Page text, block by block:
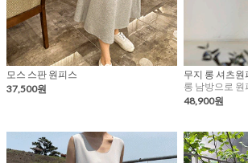
모스 스판 원피스
37,500원
무지 롱 셔츠
롱 남방으로
48,900원